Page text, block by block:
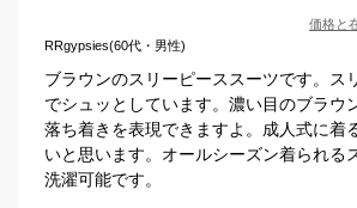
価格と
RRgypsies(60代・男性)
ブラウンのスリーピーススーツです。ス
でシュッとしています。濃い目のブラウ
落ち着きを表現できますよ。成人式に着
いと思います。オールシーズン着られる
洗濯可能です。